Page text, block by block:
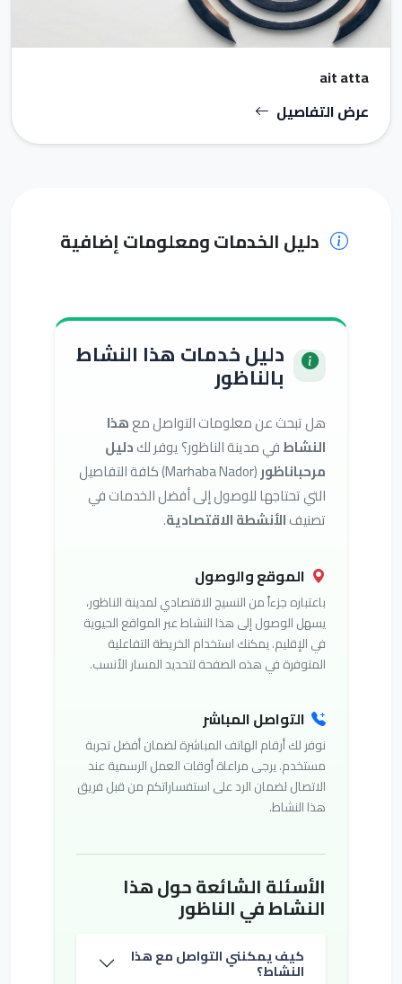
ait atta
عرض التفاصيل
دليل الخدمات ومعلومات إضافية
دليل خدمات هذا النشاط
بالناظور
هل تبحث عن معلومات التواصل معهذا
النشاطفي مدينة الناظور؟ يوفر لكدليل
مرحباناظور
(Marhaba Nador) كافة التفاصيل
التي تحتاجها للوصول إلى أفضل الخدمات في
تصنيفالأنشطة الاقتصادية.
الموقع والوصول
باعتباره جزءاً من النسيج الاقتصادي لمدينة الناظور،
يسهل الوصول إلى هذا النشاط عبر المواقع الحيوية
في الإقليم. يمكنك استخدام الخريطة التفاعلية
المتوفرة في هذه الصفحة لتحديد المسار الأنسب.
التواصل المباشر
نوفر لك أرقام الهاتف المباشرة لضمان أفضل تجربة
مستخدم. يرجى مراعاة أوقات العمل الرسمية عند
الاتصال لضمان الرد على استفساراتكم من قبل فريق
هذا النشاط.
الأسئلة الشائعة حول هذا
النشاط في الناظور
كيف يمكنني التواصل مع هذا
النشاط؟